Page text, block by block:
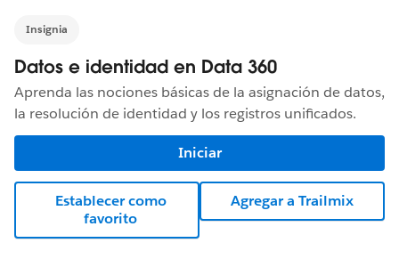
Insignia
Datos e identidad en Data 360
Aprenda las nociones básicas de la asignación de datos,
la resolución de identidad y los registros unificados.
Iniciar
Establecer como
favorito
Agregar a Trailmix